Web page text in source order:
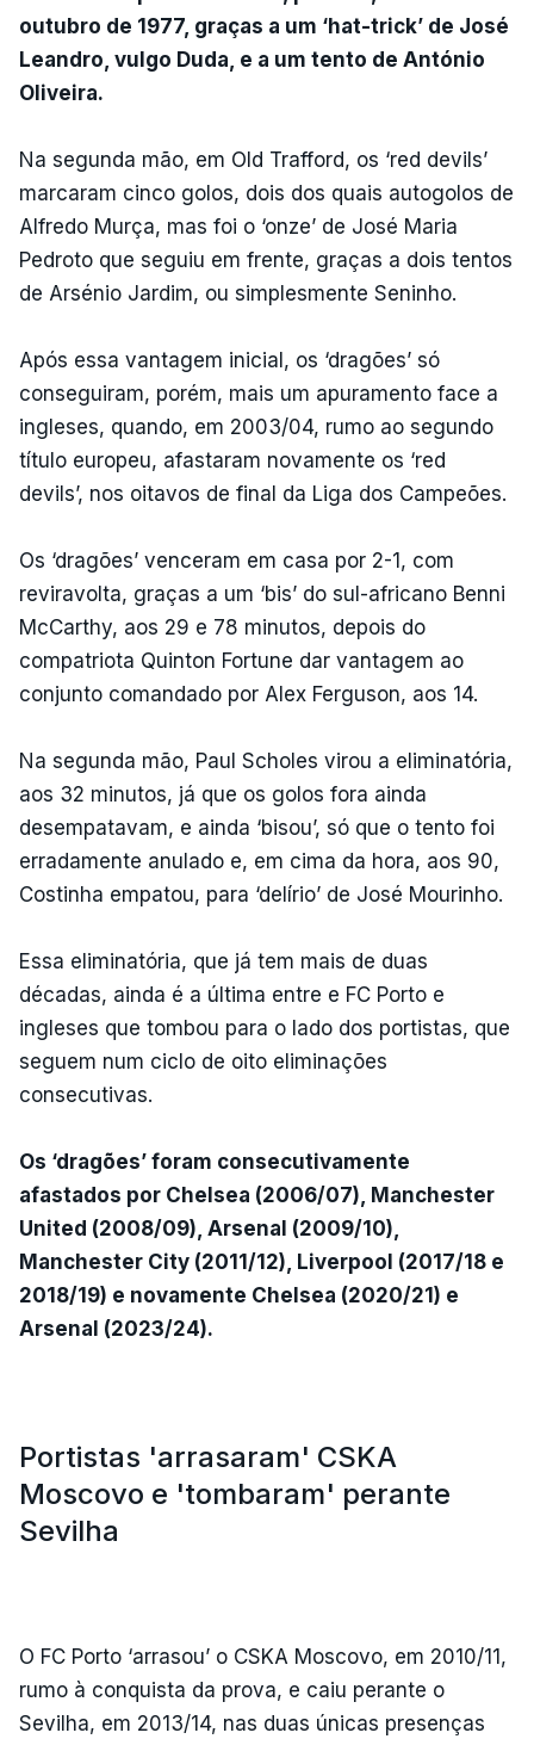
outubro de 1977, graças a um ‘hat-trick’ de José
Leandro, vulgo Duda, e a um tento de António
Oliveira.
Na segunda mão, em Old Trafford, os ‘red devils’
marcaram cinco golos, dois dos quais autogolos de
Alfredo Murça, mas foi o ‘onze’ de José Maria
Pedroto que seguiu em frente, graças a dois tentos
de Arsénio Jardim, ou simplesmente Seninho.
Após essa vantagem inicial, os ‘dragões’ só
conseguiram, porém, mais um apuramento face a
ingleses, quando, em 2003/04, rumo ao segundo
título europeu, afastaram novamente os ‘red
devils’, nos oitavos de final da Liga dos Campeões.
Os ‘dragões’ venceram em casa por 2-1, com
reviravolta, graças a um ‘bis’ do sul-africano Benni
McCarthy, aos 29 e 78 minutos, depois do
compatriota Quinton Fortune dar vantagem ao
conjunto comandado por Alex Ferguson, aos 14.
Na segunda mão, Paul Scholes virou a eliminatória,
aos 32 minutos, já que os golos fora ainda
desempatavam, e ainda ‘bisou’, só que o tento foi
erradamente anulado e, em cima da hora, aos 90,
Costinha empatou, para ‘delírio’ de José Mourinho.
Essa eliminatória, que já tem mais de duas
décadas, ainda é a última entre e FC Porto e
ingleses que tombou para o lado dos portistas, que
seguem num ciclo de oito eliminações
consecutivas.
Os ‘dragões’ foram consecutivamente
afastados por Chelsea (2006/07), Manchester
United (2008/09), Arsenal (2009/10),
Manchester City (2011/12), Liverpool (2017/18 e
2018/19) e novamente Chelsea (2020/21) e
Arsenal (2023/24).
Portistas 'arrasaram' CSKA
Moscovo e 'tombaram' perante
Sevilha
O FC Porto ‘arrasou’ o CSKA Moscovo, em 2010/11,
rumo à conquista da prova, e caiu perante o
Sevilha, em 2013/14, nas duas únicas presenças